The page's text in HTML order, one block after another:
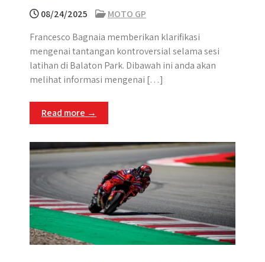
08/24/2025
MOTO GP
Francesco Bagnaia memberikan klarifikasi
mengenai tantangan kontroversial selama sesi
latihan di Balaton Park. Dibawah ini anda akan
melihat informasi mengenai […]
Read more →